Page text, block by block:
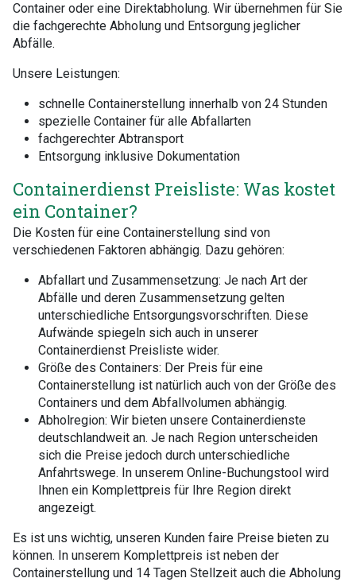
Container oder eine Direktabholung. Wir übernehmen für Sie
die fachgerechte Abholung und Entsorgung jeglicher
Abfälle.
Unsere Leistungen:
schnelle Containerstellung innerhalb von 24 Stunden
spezielle Container für alle Abfallarten
fachgerechter Abtransport
Entsorgung inklusive Dokumentation
Containerdienst Preisliste: Was kostet
ein Container?
Die Kosten für eine Containerstellung sind von
verschiedenen Faktoren abhängig. Dazu gehören:
Abfallart und Zusammensetzung: Je nach Art der
Abfälle und deren Zusammensetzung gelten
unterschiedliche Entsorgungsvorschriften. Diese
Aufwände spiegeln sich auch in unserer
Containerdienst Preisliste wider.
Größe des Containers: Der Preis für eine
Containerstellung ist natürlich auch von der Größe des
Containers und dem Abfallvolumen abhängig.
Abholregion: Wir bieten unsere Containerdienste
deutschlandweit an. Je nach Region unterscheiden
sich die Preise jedoch durch unterschiedliche
Anfahrtswege. In unserem Online-Buchungstool wird
Ihnen ein Komplettpreis für Ihre Region direkt
angezeigt.
Es ist uns wichtig, unseren Kunden faire Preise bieten zu
können. In unserem Komplettpreis ist neben der
Containerstellung und 14 Tagen Stellzeit auch die Abholung